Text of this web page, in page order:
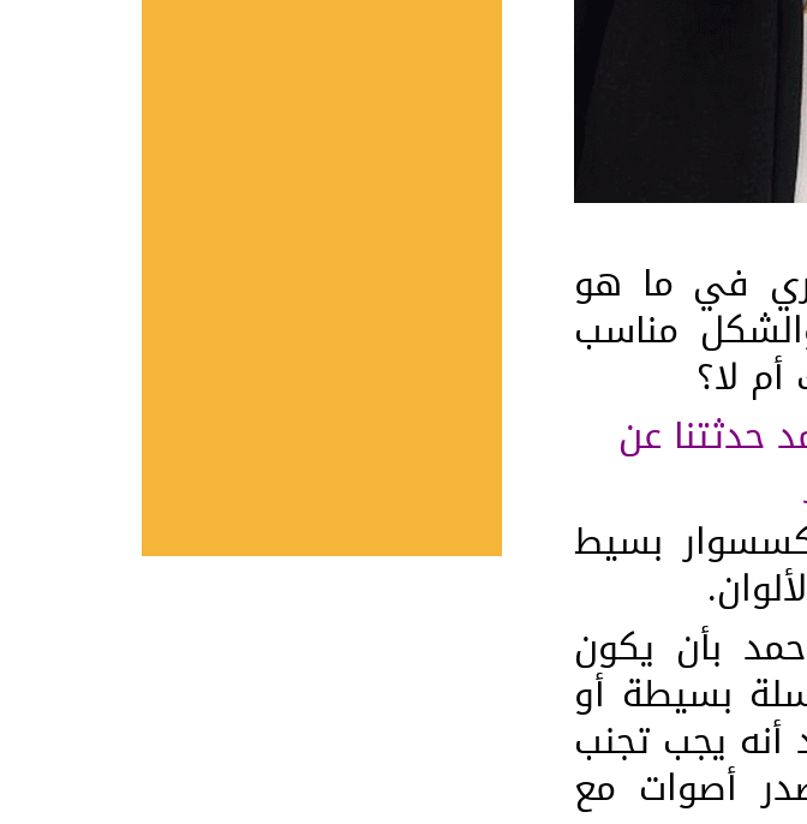
في ما هو
مناسب
لا؟
حدثتنا عن
بسيط
بأن يكون
بسيطة أو
يجب تجنب
أصوات مع